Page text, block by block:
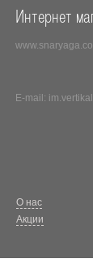
Интернет
E-mail:
О нас
Акции